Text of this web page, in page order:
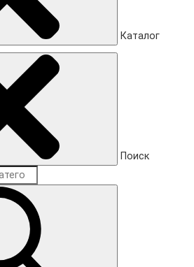
Каталог
Поиск